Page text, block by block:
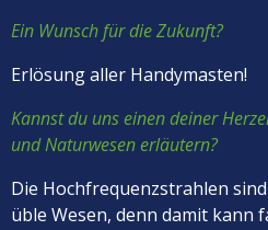
Ein Wunsch für die Zukunft?
Erlösung aller Handymasten!
Kannst du uns einen deiner
und Naturwesen erläutern?
Die Hochfrequenzstrahlen
üble Wesen, denn damit kann